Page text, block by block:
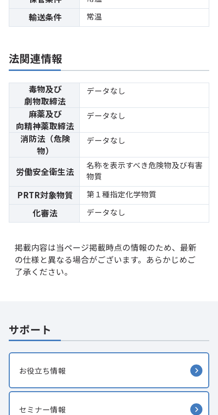
輸送条件 常温
法関連情報
毒物及び
劇物取締法
データなし
麻薬及び
向精神薬取締法
データなし
消防法（危険
物）
データなし
労働安全衛生法
名称を表示すべき危険物及び有害
物質
PRTR対象物質 第１種指定化学物質
化審法 データなし
掲載内容は当ページ掲載時点の情報のため、最新
の仕様と異なる場合がございます。あらかじめご
了承ください。
サポート
お役立ち情報
セミナー情報